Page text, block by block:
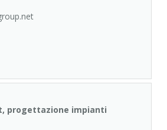
progettazione impianti